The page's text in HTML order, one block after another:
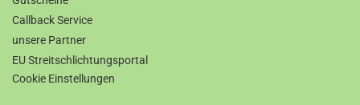
Callback Service
unsere Partner
EU Streitschlichtungsportal
Cookie Einstellungen